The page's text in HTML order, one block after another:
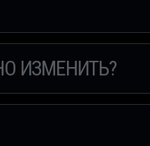
ИЗМЕНИТЬ?